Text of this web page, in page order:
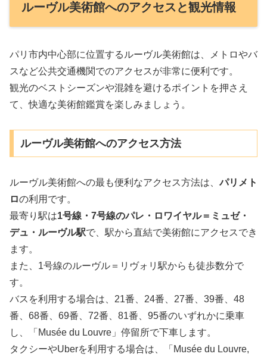
ルーヴル美術館へのアクセスと観光情報
パリ市内中心部に位置するルーヴル美術館は、メトロやバ
スなど公共交通機関でのアクセスが非常に便利です。
観光のベストシーズンや混雑を避けるポイントを押さえ
て、快適な美術館鑑賞を楽しみましょう。
ルーヴル美術館へのアクセス方法
ルーヴル美術館への最も便利なアクセス方法は、パリメト
ロの利用です。
最寄り駅は1号線・7号線のパレ・ロワイヤル＝ミュゼ・
デュ・ルーヴル駅で、駅から直結で美術館にアクセスでき
ます。
また、1号線のルーヴル＝リヴォリ駅からも徒歩数分で
す。
バスを利用する場合は、21番、24番、27番、39番、48
番、68番、69番、72番、81番、95番のいずれかに乗車
し、「Musée du Louvre」停留所で下車します。
タクシーやUberを利用する場合は、「Musée du Louvre,